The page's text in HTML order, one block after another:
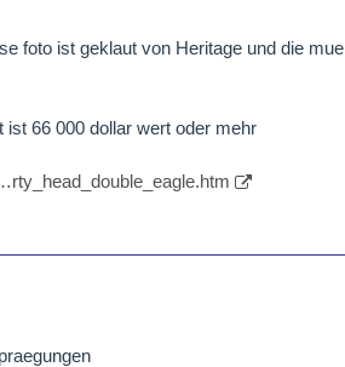
foto ist geklaut von Heritage und die
66 000 dollar wert oder mehr